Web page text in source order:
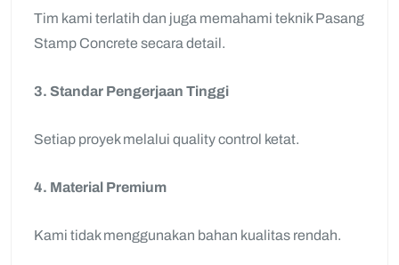
Tim kami terlatih dan juga memahami teknik Pasang
Stamp Concrete secara detail.
3. Standar Pengerjaan Tinggi
Setiap proyek melalui quality control ketat.
4. Material Premium
Kami tidak menggunakan bahan kualitas rendah.